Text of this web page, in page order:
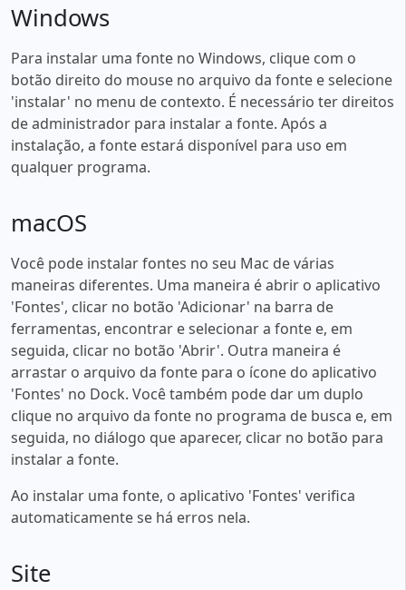
Windows
Para instalar uma fonte no Windows, clique com o
botão direito do mouse no arquivo da fonte e selecione
'instalar' no menu de contexto. É necessário ter direitos
de administrador para instalar a fonte. Após a
instalação, a fonte estará disponível para uso em
qualquer programa.
macOS
Você pode instalar fontes no seu Mac de várias
maneiras diferentes. Uma maneira é abrir o aplicativo
'Fontes', clicar no botão 'Adicionar' na barra de
ferramentas, encontrar e selecionar a fonte e, em
seguida, clicar no botão 'Abrir'. Outra maneira é
arrastar o arquivo da fonte para o ícone do aplicativo
'Fontes' no Dock. Você também pode dar um duplo
clique no arquivo da fonte no programa de busca e, em
seguida, no diálogo que aparecer, clicar no botão para
instalar a fonte.
Ao instalar uma fonte, o aplicativo 'Fontes' verifica
automaticamente se há erros nela.
Site